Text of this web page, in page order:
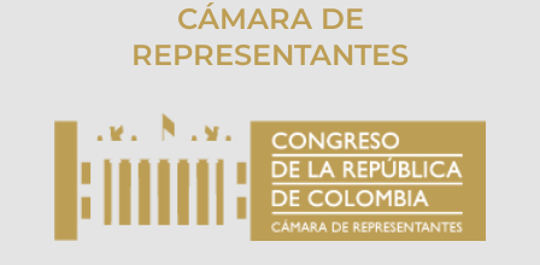
CÁMARA DE
REPRESENTANTES